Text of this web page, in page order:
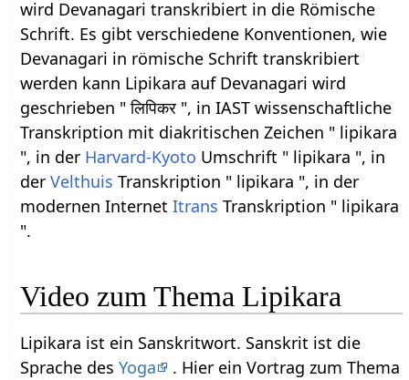
wird Devanagari transkribiert in die Römische
Schrift. Es gibt verschiedene Konventionen, wie
Devanagari in römische Schrift transkribiert
werden kann Lipikara auf Devanagari wird
geschrieben " लिपिकर ", in IAST wissenschaftliche
Transkription mit diakritischen Zeichen " lipikara
", in der Harvard-Kyoto Umschrift " lipikara ", in
derVelthuis Transkription " lipikara ", in der
modernen InternetItrans Transkription " lipikara
".
Video zum Thema Lipikara
Lipikara ist ein Sanskritwort. Sanskrit ist die
Sprache desYoga
. Hier ein Vortrag zum Thema